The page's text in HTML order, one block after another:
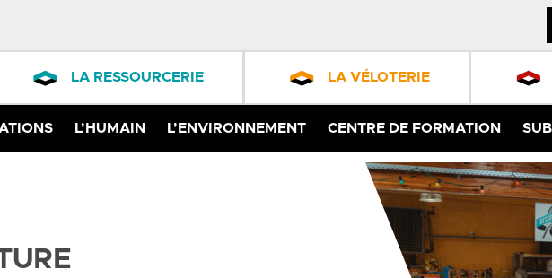
LA RESSOURCERIE LA VÉLOTERIE
L’HUMAIN L’ENVIRONNEMENT CENTRE DE FORMATION